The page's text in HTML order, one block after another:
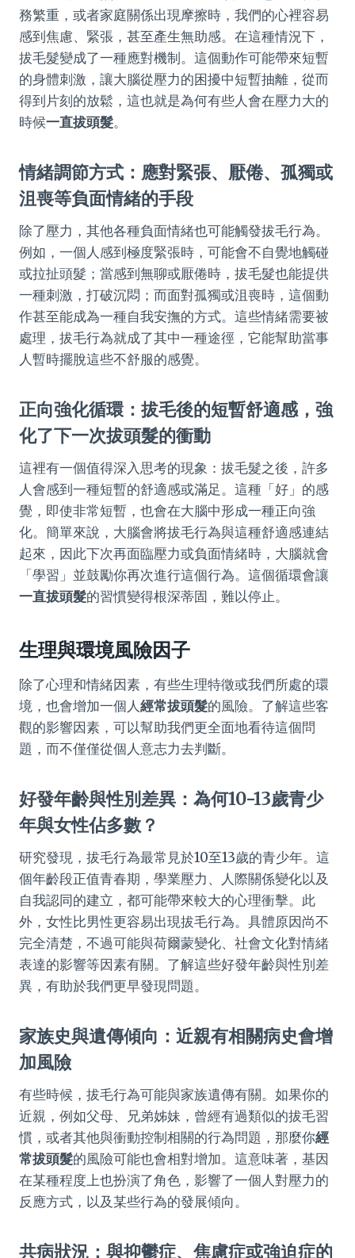
務繁重，或者家庭關係出現摩擦時，我們的心裡容易
感到焦慮、緊張，甚至產生無助感。在這種情況下，
拔毛髮變成了一種應對機制。這個動作可能帶來短暫
的身體刺激，讓大腦從壓力的困擾中短暫抽離，從而
得到片刻的放鬆，這也就是為何有些人會在壓力大的
時候一直拔頭髮。
情緒調節方式：應對緊張、厭倦、孤獨或
沮喪等負面情緒的手段
除了壓力，其他各種負面情緒也可能觸發拔毛行為。
例如，一個人感到極度緊張時，可能會不自覺地觸碰
或拉扯頭髮；當感到無聊或厭倦時，拔毛髮也能提供
一種刺激，打破沉悶；而面對孤獨或沮喪時，這個動
作甚至能成為一種自我安撫的方式。這些情緒需要被
處理，拔毛行為就成了其中一種途徑，它能幫助當事
人暫時擺脫這些不舒服的感覺。
正向強化循環：拔毛後的短暫舒適感，強
化了下一次拔頭髮的衝動
這裡有一個值得深入思考的現象：拔毛髮之後，許多
人會感到一種短暫的舒適感或滿足。這種「好」的感
覺，即使非常短暫，也會在大腦中形成一種正向強
化。簡單來說，大腦會將拔毛行為與這種舒適感連結
起來，因此下次再面臨壓力或負面情緒時，大腦就會
「學習」並鼓勵你再次進行這個行為。這個循環會讓
一直拔頭髮的習慣變得根深蒂固，難以停止。
生理與環境風險因子
除了心理和情緒因素，有些生理特徵或我們所處的環
境，也會增加一個人經常拔頭髮的風險。了解這些客
觀的影響因素，可以幫助我們更全面地看待這個問
題，而不僅僅從個人意志力去判斷。
好發年齡與性別差異：為何10-13歲青少
年與女性佔多數？
研究發現，拔毛行為最常見於10至13歲的青少年。這
個年齡段正值青春期，學業壓力、人際關係變化以及
自我認同的建立，都可能帶來較大的心理衝擊。此
外，女性比男性更容易出現拔毛行為。具體原因尚不
完全清楚，不過可能與荷爾蒙變化、社會文化對情緒
表達的影響等因素有關。了解這些好發年齡與性別差
異，有助於我們更早發現問題。
家族史與遺傳傾向：近親有相關病史會增
加風險
有些時候，拔毛行為可能與家族遺傳有關。如果你的
近親，例如父母、兄弟姊妹，曾經有過類似的拔毛習
慣，或者其他與衝動控制相關的行為問題，那麼你經
常拔頭髮的風險可能也會相對增加。這意味著，基因
在某種程度上也扮演了角色，影響了一個人對壓力的
反應方式，以及某些行為的發展傾向。
共病狀況：與抑鬱症、焦慮症或強迫症的